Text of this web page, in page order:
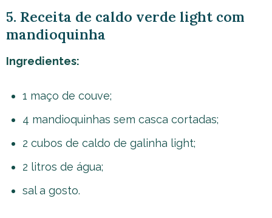
5. Receita de caldo verde light com
mandioquinha
Ingredientes:
1 maço de couve;
4 mandioquinhas sem casca cortadas;
2 cubos de caldo de galinha light;
2 litros de água;
sal a gosto.